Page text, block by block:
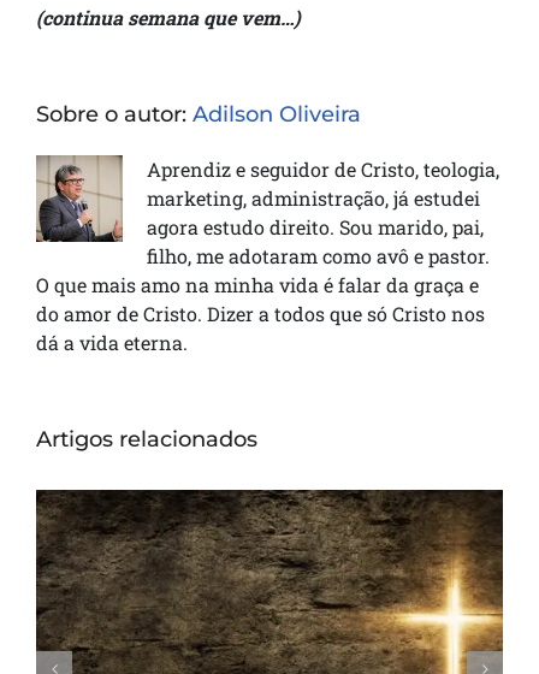
(continua semana que vem…)
Sobre o autor: Adilson Oliveira
Aprendiz e seguidor de Cristo, teologia,
marketing, administração, já estudei
agora estudo direito. Sou marido, pai,
filho, me adotaram como avô e pastor.
O que mais amo na minha vida é falar da graça e
do amor de Cristo. Dizer a todos que só Cristo nos
dá a vida eterna.
Artigos relacionados